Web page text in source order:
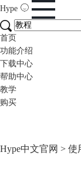
Hype
首页
功能介绍
下载中心
帮助中心
教学
购买
Hype中文官网 > 使